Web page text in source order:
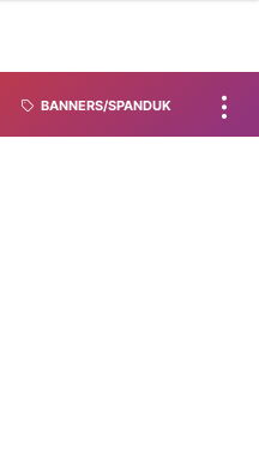
BANNERS/SPANDUK